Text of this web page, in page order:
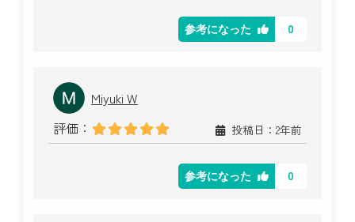
参考になった 0
Miyuki W
評価：
投稿日：2年前
参考になった 0